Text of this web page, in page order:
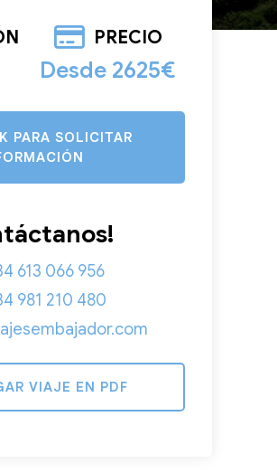
PRECIO
Desde 2625€
PARA SOLICITAR
613 066 956
981 210 480
VIAJE EN PDF